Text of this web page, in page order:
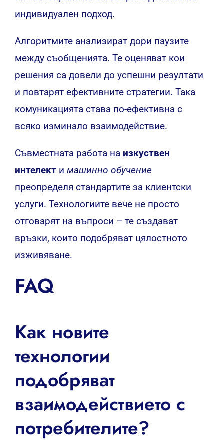
индивидуален подход.
Алгоритмите анализират дори паузите
между съобщенията. Те оценяват кои
решения са довели до успешни резултати
и повтарят ефективните стратегии. Така
комуникацията става по-ефективна с
всяко изминало взаимодействие.
Съвместната работа на изкуствен
интелект и машинно обучение
преопределя стандартите за клиентски
услуги. Технологиите вече не просто
отговарят на въпроси – те създават
връзки, които подобряват цялостното
изживяване.
FAQ
Как новите
технологии
подобряват
взаимодействието с
потребителите?